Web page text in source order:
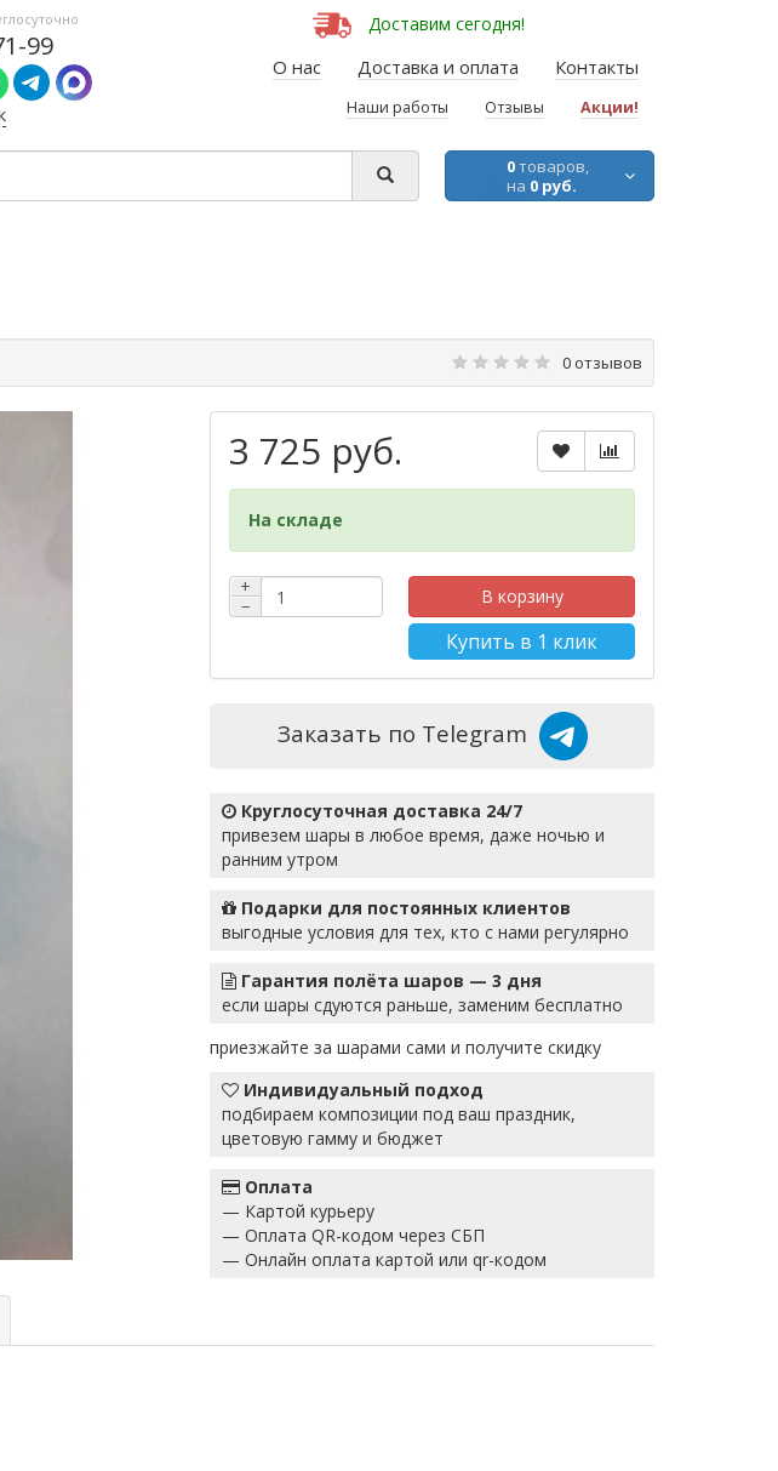
99
Доставим сегодня!
О нас Доставка и оплата Контакты
Наши работы Отзывы Акции!
0товаров,
на 0 руб.
0 отзывов
3 725 руб.
На складе
+
−
В корзину
Купить в 1 клик
Заказать по Telegram
Круглосуточная доставка 24/7
привезем шары в любое время, даже ночью и
ранним утром
Подарки для постоянных клиентов
выгодные условия для тех, кто с нами регулярно
Гарантия полёта шаров — 3 дня
если шары сдуются раньше, заменим бесплатно
приезжайте за шарами сами и получите скидку
Индивидуальный подход
подбираем композиции под ваш праздник,
цветовую гамму и бюджет
Оплата
— Картой курьеру
— Оплата QR-кодом через СБП
— Онлайн оплата картой или qr-кодом